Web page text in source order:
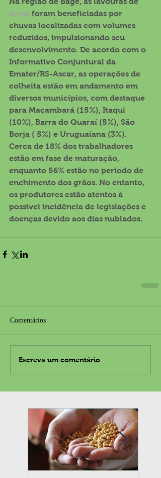
arroz foram beneficiadas por
chuvas localizadas com volumes
reduzidos, impulsionando seu
desenvolvimento. De acordo com o
Informativo Conjuntural da
Emater/RS-Ascar, as operações de
colheita estão em andamento em
diversos municípios, com destaque
para Maçambará (15%), Itaqui
(10%), Barra do Quaraí (5%), São
Borja ( 5%) e Uruguaiana (3%).
Cerca de 18% dos trabalhadores
estão em fase de maturação,
enquanto 56% estão no período de
enchimento dos grãos. No entanto,
os produtores estão atentos à
possível incidência de legislações e
doenças devido aos dias nublados.
Comentários
Escreva um comentário